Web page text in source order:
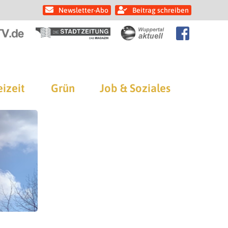
Newsletter-Abo Beitrag schreiben
Grün Job & Soziales